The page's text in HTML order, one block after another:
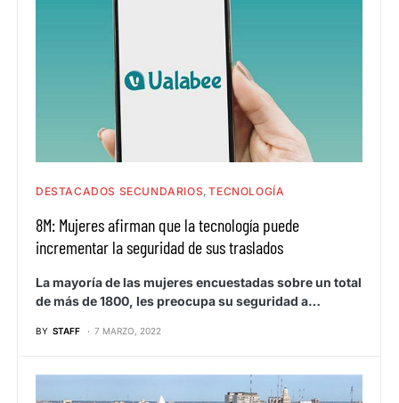
DESTACADOS SECUNDARIOS TECNOLOGÍA
8M: Mujeres afirman que la tecnología puede
incrementar la seguridad de sus traslados
La mayoría de las mujeres encuestadas sobre un total
de más de 1800, les preocupa su seguridad a…
BY STAFF 7 MARZO, 2022